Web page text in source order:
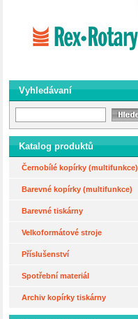
Vyhledávaní
Katalog produktů
Černobílé kopírky (multifunkce)
Barevné kopírky (multifunkce)
Barevné tiskárny
Velkoformátové stroje
Příslušenství
Spotřební materiál
Archiv kopírky tiskárny